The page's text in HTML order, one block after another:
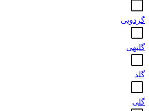
گردویی
گلبهی
گلد
گلی